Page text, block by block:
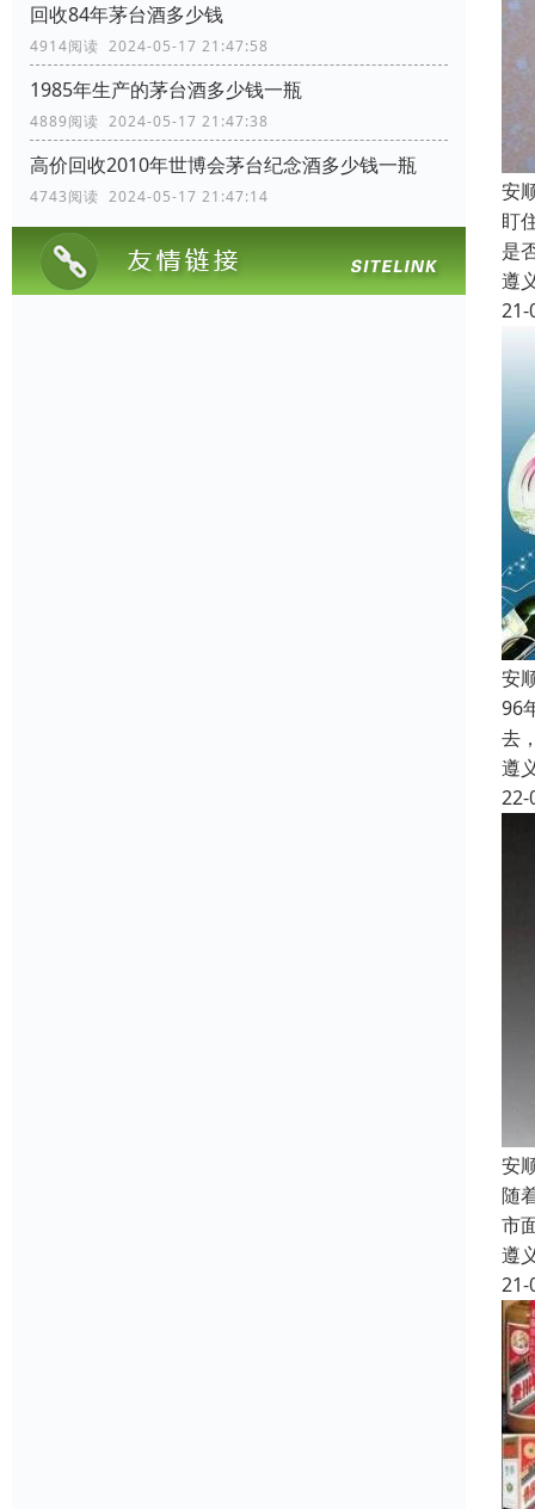
回收84年茅台酒多少钱
4914阅读 2024-05-17 21:47:58
1985年生产的茅台酒多少钱一瓶
4889阅读 2024-05-17 21:47:38
高价回收2010年世博会茅台纪念酒多少钱一瓶
4743阅读 2024-05-17 21:47:14
安
盯
是
遵
21-
安
96
去
遵
22-
安
随
市
遵
21-